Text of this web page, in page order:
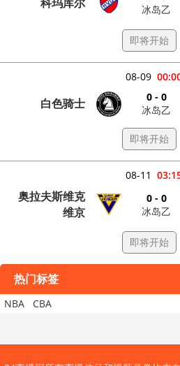
冰岛乙
即将开始
08-09
白色骑士
0 - 0
冰岛乙
即将开始
08-11
奥拉夫斯维克
维京
0 - 0
冰岛乙
即将开始
热门标签
NBA CBA